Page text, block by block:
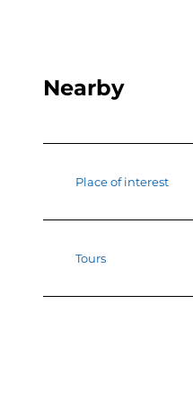
Nearby
Place of interest
Tours